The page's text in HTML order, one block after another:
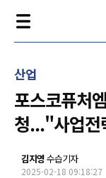
산업
포스코퓨처
청..."사업전
김지영수습기자
2025-02-18 09:18:27